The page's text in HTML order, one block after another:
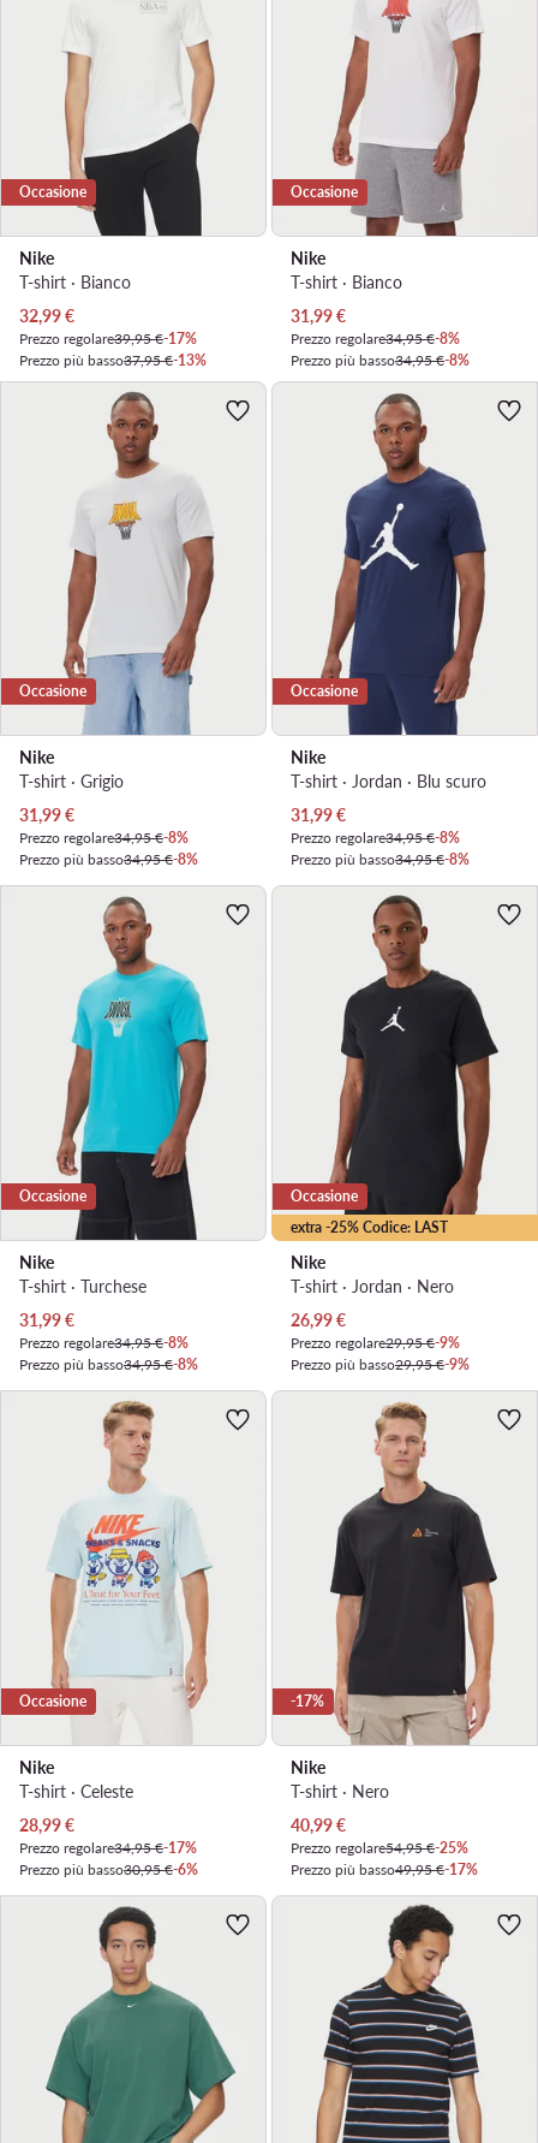
Occasione
Nike
T-shirt · Bianco
Prezzo attuale
32,99€
Prezzo regolare39,95 €-17%
Prezzo più basso37,95 €-13%
Occasione
Nike
T-shirt · Bianco
Prezzo attuale
31,99€
Prezzo regolare34,95 €-8%
Prezzo più basso34,95 €-8%
Occasione
Nike
T-shirt · Grigio
Prezzo attuale
31,99€
Prezzo regolare34,95 €-8%
Prezzo più basso34,95 €-8%
Occasione
Nike
T-shirt · Jordan · Blu scuro
Prezzo attuale
31,99€
Prezzo regolare34,95 €-8%
Prezzo più basso34,95 €-8%
Occasione
Nike
T-shirt · Turchese
Prezzo attuale
31,99€
Prezzo regolare34,95 €-8%
Prezzo più basso34,95 €-8%
extra -25% Codice: LAST
Occasione
Nike
T-shirt · Jordan · Nero
Prezzo attuale
26,99€
Prezzo regolare29,95 €-9%
Prezzo più basso29,95 €-9%
Occasione
Nike
T-shirt · Celeste
Prezzo attuale
28,99€
Prezzo regolare34,95 €-17%
Prezzo più basso30,95 €-6%
-17%
Nike
T-shirt · Nero
Prezzo attuale
40,99€
Prezzo regolare54,95 €-25%
Prezzo più basso49,95 €-17%